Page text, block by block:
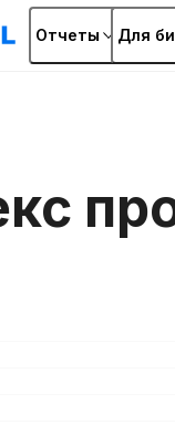
Отчеты Для